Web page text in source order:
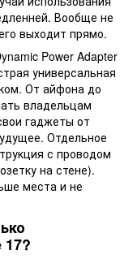
Вообще не
выходит прямо.
Power Adapter
универсальная
От айфона до
владельцам
гаджеты от
Отдельное
с проводом
на стене).
места и не
17?